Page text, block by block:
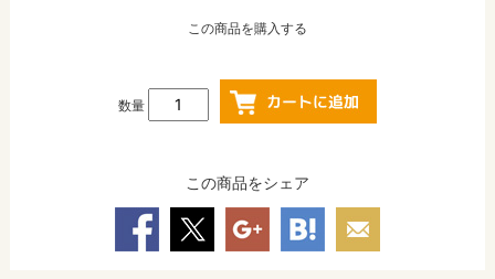
この商品を購入する
数量
この商品をシェア